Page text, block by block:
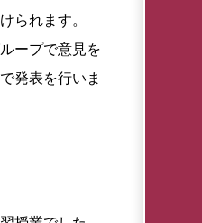
られます。
ープで意見を
発表を行いま